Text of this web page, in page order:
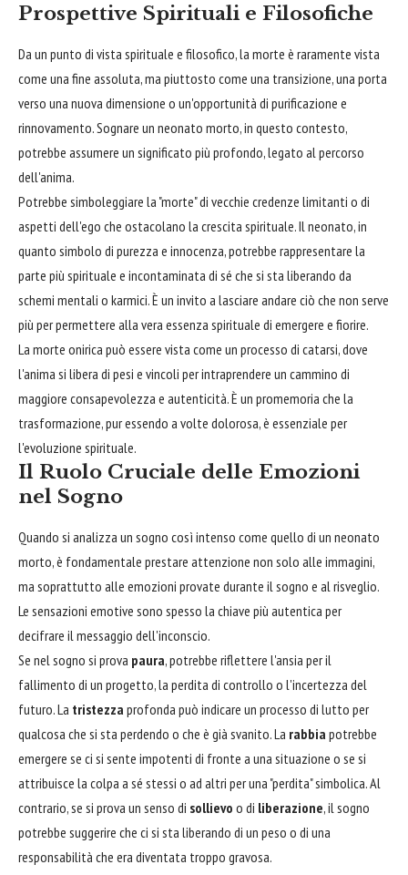
Prospettive Spirituali e Filosofiche
Da un punto di vista spirituale e filosofico, la morte è raramente vista
come una fine assoluta, ma piuttosto come una transizione, una porta
verso una nuova dimensione o un'opportunità di purificazione e
rinnovamento. Sognare un neonato morto, in questo contesto,
potrebbe assumere un significato più profondo, legato al percorso
dell'anima.
Potrebbe simboleggiare la "morte" di vecchie credenze limitanti o di
aspetti dell'ego che ostacolano la crescita spirituale. Il neonato, in
quanto simbolo di purezza e innocenza, potrebbe rappresentare la
parte più spirituale e incontaminata di sé che si sta liberando da
schemi mentali o karmici. È un invito a lasciare andare ciò che non serve
più per permettere alla vera essenza spirituale di emergere e fiorire.
La morte onirica può essere vista come un processo di catarsi, dove
l'anima si libera di pesi e vincoli per intraprendere un cammino di
maggiore consapevolezza e autenticità. È un promemoria che la
trasformazione, pur essendo a volte dolorosa, è essenziale per
l'evoluzione spirituale.
Il Ruolo Cruciale delle Emozioni
nel Sogno
Quando si analizza un sogno così intenso come quello di un neonato
morto, è fondamentale prestare attenzione non solo alle immagini,
ma soprattutto alle emozioni provate durante il sogno e al risveglio.
Le sensazioni emotive sono spesso la chiave più autentica per
decifrare il messaggio dell'inconscio.
Se nel sogno si prova paura, potrebbe riflettere l'ansia per il
fallimento di un progetto, la perdita di controllo o l'incertezza del
futuro. La tristezza profonda può indicare un processo di lutto per
qualcosa che si sta perdendo o che è già svanito. La rabbia potrebbe
emergere se ci si sente impotenti di fronte a una situazione o se si
attribuisce la colpa a sé stessi o ad altri per una "perdita" simbolica. Al
contrario, se si prova un senso di sollievo o di liberazione, il sogno
potrebbe suggerire che ci si sta liberando di un peso o di una
responsabilità che era diventata troppo gravosa.